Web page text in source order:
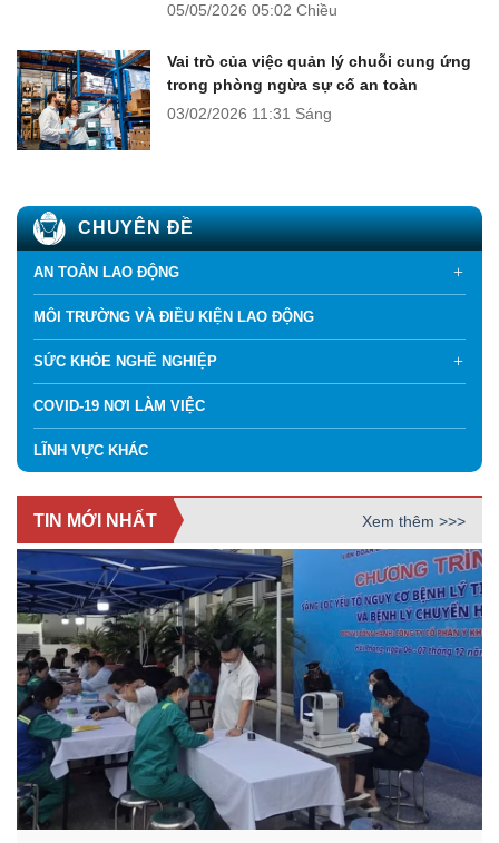
05/05/2026 05:02 Chiều
Vai trò của việc quản lý chuỗi cung ứng
trong phòng ngừa sự cố an toàn
03/02/2026 11:31 Sáng
CHUYÊN ĐỀ
AN TOÀN LAO ĐỘNG
MÔI TRƯỜNG VÀ ĐIỀU KIỆN LAO ĐỘNG
SỨC KHỎE NGHỀ NGHIỆP
COVID-19 NƠI LÀM VIỆC
LĨNH VỰC KHÁC
TIN MỚI NHẤT Xem thêm >>>